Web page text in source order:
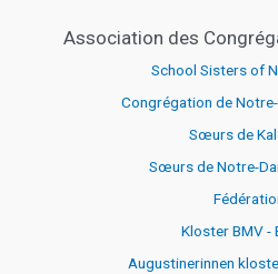
Association des
School Sisters of
Congrégation de
Sœurs de
Sœurs de Notre-
Kloster BMV -
Augustinerinnen